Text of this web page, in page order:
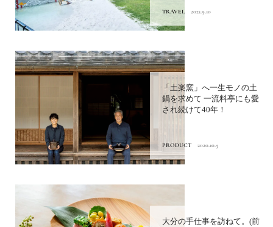
TRAVEL 2021.9.10
「土楽窯」へ一生モノの土
鍋を求めて 一流料亭にも愛
され続けて40年！
PRODUCT 2020.10.5
大分の手仕事を訪ねて。(前